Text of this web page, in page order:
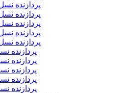
پردازنده نسل
پردازنده نسل
پردازنده نسل
پردازنده نسل
پردازنده نسل
پردازنده
پردازنده
پردازنده
پردازنده
پردازنده